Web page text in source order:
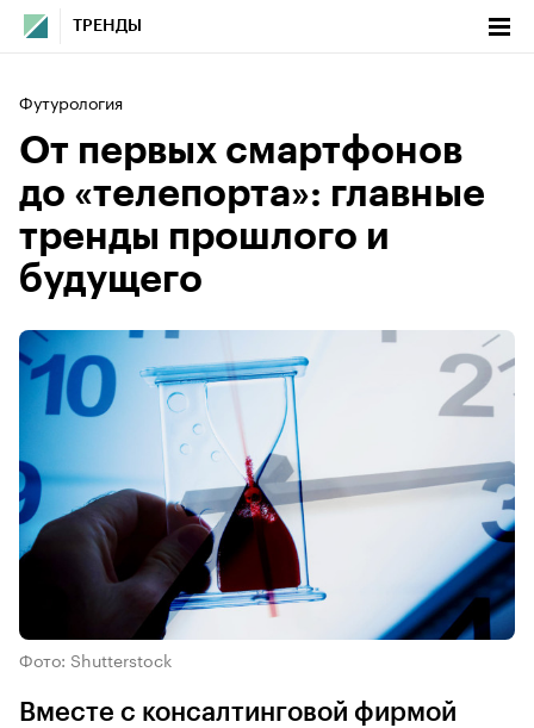
ТРЕНДЫ
Футурология
От первых смартфонов
до «телепорта»: главные
тренды прошлого и
будущего
Фото: Shutterstock
Вместе с консалтинговой фирмой